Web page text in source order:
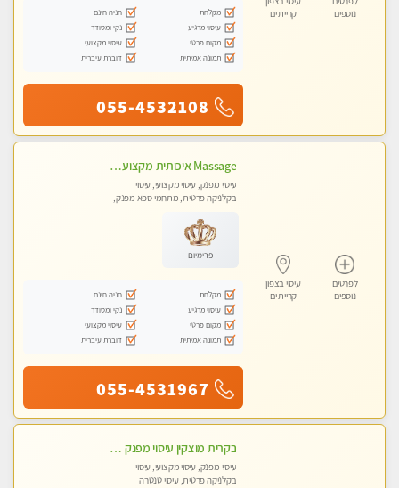
נוספים
קריית ים
מקלחת
חניה חינם
עיסוי מרגיע
נקי ומסודר
מקום פרטי
עיסוי מקצועי
תמונה אמיתית
דוברת עיברית
055-4532108
לפרטים
נוספים
עיסוי בצפון
קריית ים
Massage איכותית מקצועית ומפנקת- ללא מין !!
עיסוי מפנק, עיסוי מקצועי, עיסוי
בקלניקה פרטית, מתחמי ספא מפנק,
פרימיום
מקלחת
חניה חינם
עיסוי מרגיע
נקי ומסודר
מקום פרטי
עיסוי מקצועי
תמונה אמיתית
דוברת עיברית
055-4531967
בקרית מוצקין עיסוי מפנק מרגיע ושקט במקום מדהים עיסוי מושקע מאוד-
עיסוי מפנק, עיסוי מקצועי, עיסוי
בקלניקה פרטית, עיסוי טנטרה